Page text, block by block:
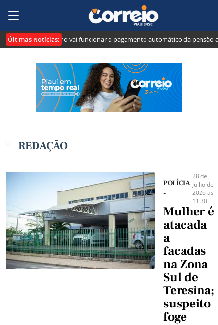
Últimas Notícias:
veja como vai funcionar o pagamento automático da pensão alimentícia
REDAÇÃO
POLÍCIA
-
28 de
Julho de
2026 às
11:30
Mulher é
atacada
a
facadas
na Zona
Sul de
Teresina;
suspeito
foge